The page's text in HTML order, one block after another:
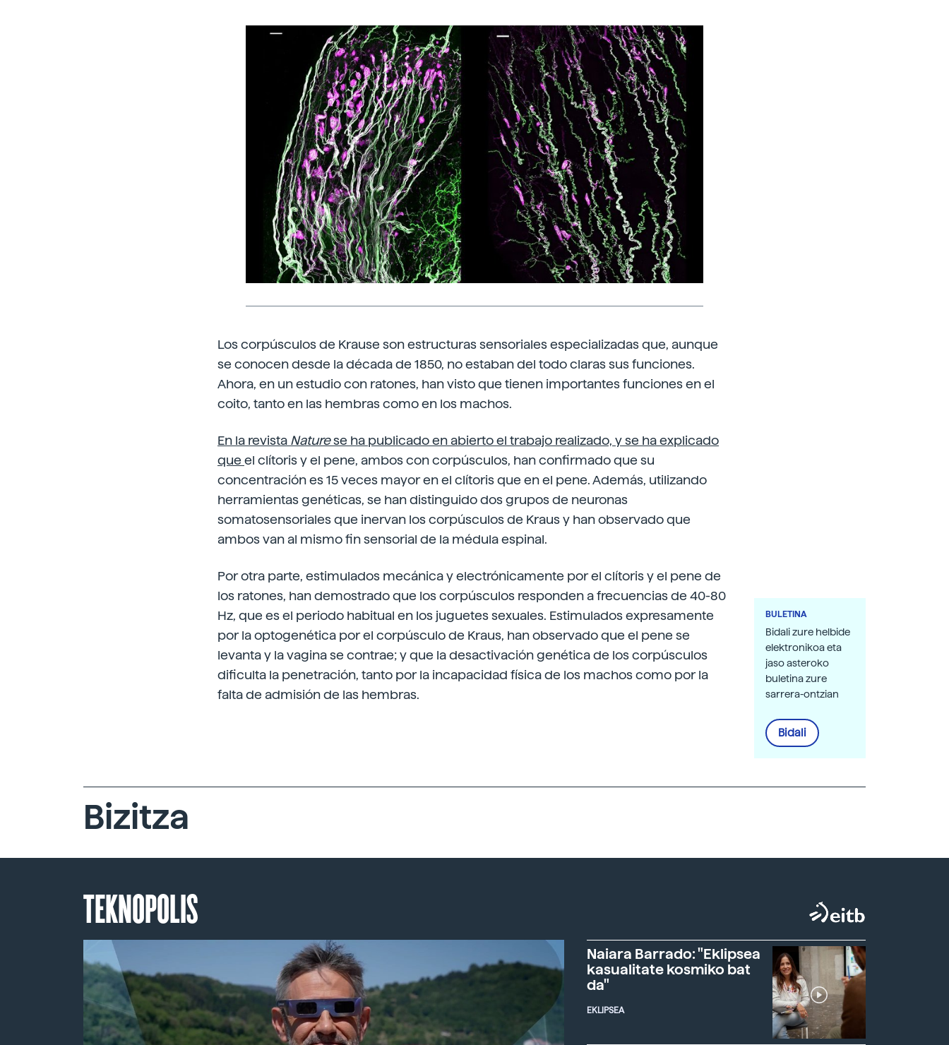
Los corpúsculos de Krause son estructuras sensoriales especializadas que, aunque
se conocen desde la década de 1850, no estaban del todo claras sus funciones.
Ahora, en un estudio con ratones, han visto que tienen importantes funciones en el
coito, tanto en las hembras como en los machos.
En la revista Naturese ha publicado en abierto el trabajo realizado, y se ha explicado
que el clítoris y el pene, ambos con corpúsculos, han confirmado que su
concentración es 15 veces mayor en el clítoris que en el pene. Además, utilizando
herramientas genéticas, se han distinguido dos grupos de neuronas
somatosensoriales que inervan los corpúsculos de Kraus y han observado que
ambos van al mismo fin sensorial de la médula espinal.
Por otra parte, estimulados mecánica y electrónicamente por el clítoris y el pene de
los ratones, han demostrado que los corpúsculos responden a frecuencias de 40-80
Hz, que es el periodo habitual en los juguetes sexuales. Estimulados expresamente
por la optogenética por el corpúsculo de Kraus, han observado que el pene se
levanta y la vagina se contrae; y que la desactivación genética de los corpúsculos
dificulta la penetración, tanto por la incapacidad física de los machos como por la
falta de admisión de las hembras.
BULETINA
Bidali zure helbide
elektronikoa eta
jaso asteroko
buletina zure
sarrera-ontzian
Bidali
Bizitza
TEKNOPOLIS
Naiara Barrado: "Eklipsea
kasualitate kosmiko bat
da"
EKLIPSEA